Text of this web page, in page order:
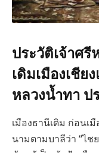
ประวัติเจ้าศรี
เดิมเมืองเชี
หลวงน้ำทา ป
เมืองธานีเดิม ก่อนเ
นามตามบาลีว่า “ไช